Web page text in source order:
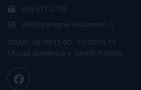
039.677.2778
info@peregoarredamenti.it
ORARI: 09.00/12.00 - 15.00/19.15
Chiuso domenica e lunedì mattina